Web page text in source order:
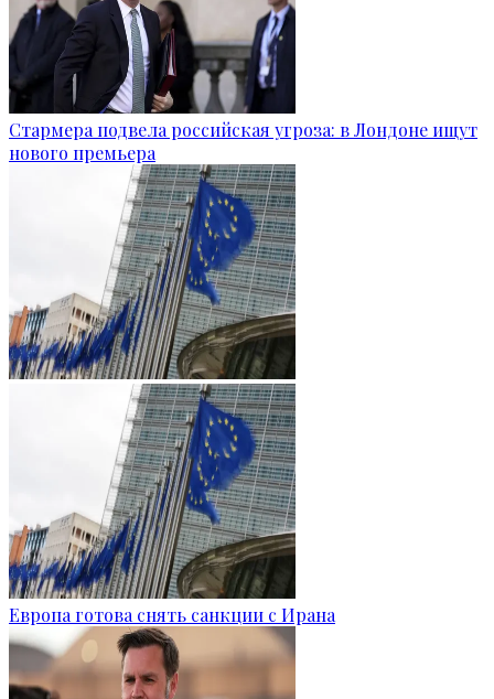
Стармера подвела российская угроза: в Лондоне ищут
нового премьера
Европа готова снять санкции с Ирана